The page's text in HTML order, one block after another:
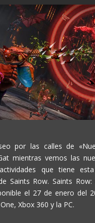
por las calles de
mientras vemos las
que tiene
Saints Row. Saints
el 27 de enero del
Xbox 360 y la PC.